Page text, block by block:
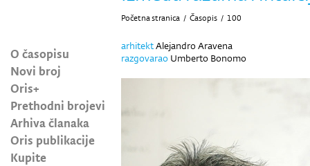
O časopisu
Novi broj
Oris+
Prethodni brojevi
Arhiva članaka
Oris publikacije
Kupite
Početna stranica / Časopis / 100
arhitektAlejandro Aravena
razgovarao Umberto Bonomo